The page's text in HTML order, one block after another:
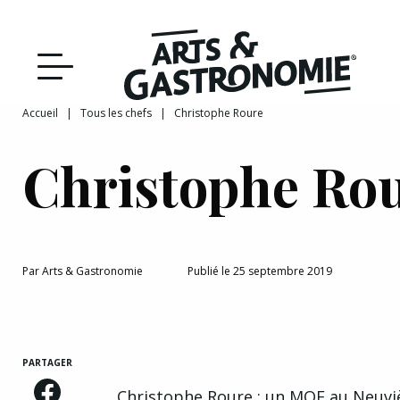
Recettes
Reportages
Actualités
Bourgogne
Accueil | Tous les chefs | Christophe Roure
Christophe
ParArts & Gastronomie Publié le 25 septembre 2019
PARTAGER